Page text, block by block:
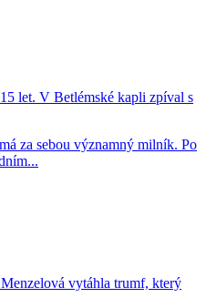
let. V Betlémské kapli zpíval s
za sebou významný milník. Po
vytáhla trumf, který